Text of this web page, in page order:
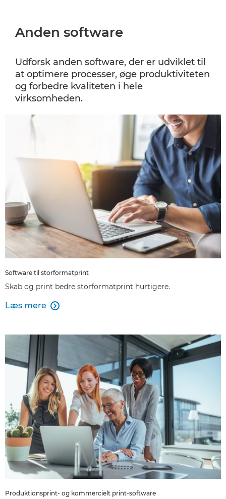
Anden software
Udforsk anden software, der er udviklet til
at optimere processer, øge produktiviteten
og forbedre kvaliteten i hele
virksomheden.
Software til storformatprint
Skab og print bedre storformatprint hurtigere.
Læs mere 
Produktionsprint- og kommercielt print-software